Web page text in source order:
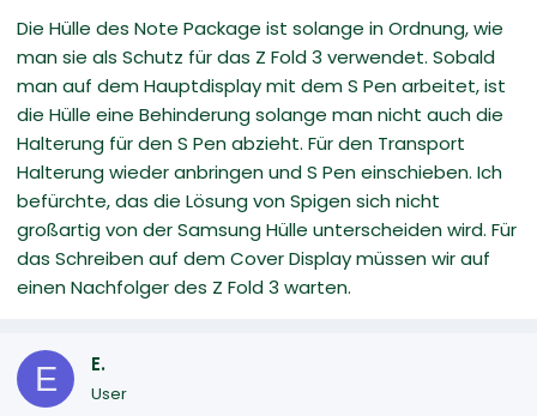
Die Hülle des Note Package ist solange in Ordnung, wie
man sie als Schutz für das Z Fold 3 verwendet. Sobald
man auf dem Hauptdisplay mit dem S Pen arbeitet, ist
die Hülle eine Behinderung solange man nicht auch die
Halterung für den S Pen abzieht. Für den Transport
Halterung wieder anbringen und S Pen einschieben. Ich
befürchte, das die Lösung von Spigen sich nicht
großartig von der Samsung Hülle unterscheiden wird. Für
das Schreiben auf dem Cover Display müssen wir auf
einen Nachfolger des Z Fold 3 warten.
E E.
User